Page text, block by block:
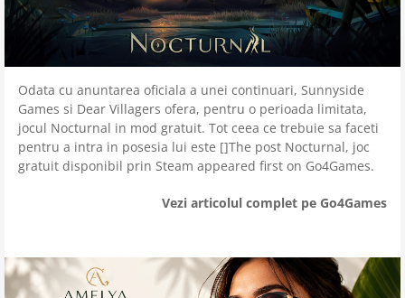
Odata cu anuntarea oficiala a unei continuari, Sunnyside
Games si Dear Villagers ofera, pentru o perioada limitata,
jocul Nocturnal in mod gratuit. Tot ceea ce trebuie sa faceti
pentru a intra in posesia lui este []The post Nocturnal, joc
gratuit disponibil prin Steam appeared first on Go4Games.
Vezi articolul complet pe Go4Games